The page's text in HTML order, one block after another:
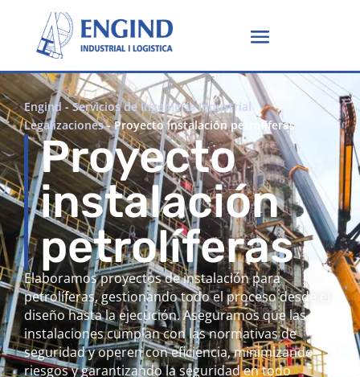
Engind -Servicios de Ingeniería Industrial
-
Legalizaciones-Proyecto instalación petrolíferas
Proyecto
instalación
petrolíferas
Elaboramos proyectos de instalación para
petrolíferas, gestionando todo el proceso desde el
diseño hasta la ejecución. Aseguramos que las
instalaciones cumplan con las normativas de
seguridad y operen con eficiencia, minimizando
riesgos y garantizando la seguridad en todo